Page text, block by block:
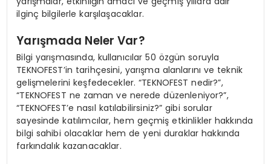
ilginç bilgilerle karşılaşacaklar.
Yarışmada Neler Var?
Bilgi yarışmasında, kullanıcılar 50 özgün soruyla
TEKNOFEST’in tarihçesini, yarışma alanlarını ve teknik
gelişmelerini keşfedecekler. “TEKNOFEST nedir?”,
“TEKNOFEST ne zaman ve nerede düzenleniyor?”,
“TEKNOFEST’e nasıl katılabilirsiniz?” gibi sorular
sayesinde katılımcılar, hem geçmiş etkinlikler hakkında
bilgi sahibi olacaklar hem de yeni duraklar hakkında
farkındalık kazanacaklar.